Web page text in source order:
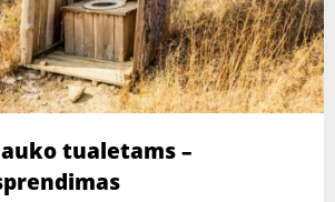
tualetams –